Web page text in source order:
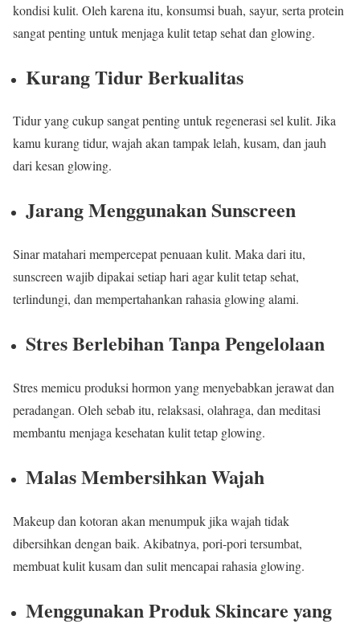
kondisi kulit. Oleh karena itu, konsumsi buah, sayur, serta protein
sangat penting untuk menjaga kulit tetap sehat dan glowing.
Kurang Tidur Berkualitas
Tidur yang cukup sangat penting untuk regenerasi sel kulit. Jika
kamu kurang tidur, wajah akan tampak lelah, kusam, dan jauh
dari kesan glowing.
Jarang Menggunakan Sunscreen
Sinar matahari mempercepat penuaan kulit. Maka dari itu,
sunscreen wajib dipakai setiap hari agar kulit tetap sehat,
terlindungi, dan mempertahankan rahasia glowing alami.
Stres Berlebihan Tanpa Pengelolaan
Stres memicu produksi hormon yang menyebabkan jerawat dan
peradangan. Oleh sebab itu, relaksasi, olahraga, dan meditasi
membantu menjaga kesehatan kulit tetap glowing.
Malas Membersihkan Wajah
Makeup dan kotoran akan menumpuk jika wajah tidak
dibersihkan dengan baik. Akibatnya, pori-pori tersumbat,
membuat kulit kusam dan sulit mencapai rahasia glowing.
Menggunakan Produk Skincare yang